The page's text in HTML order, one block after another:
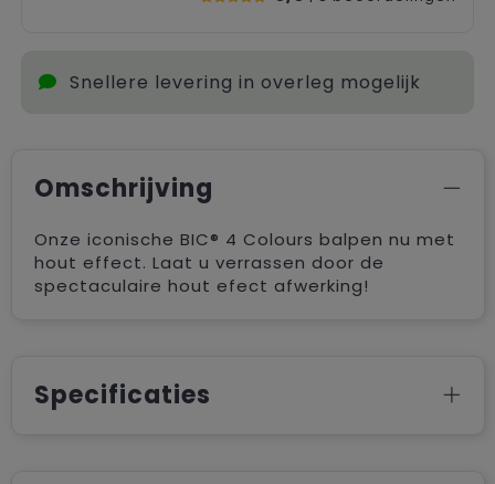
Snellere levering in overleg mogelijk
Omschrijving
Onze iconische BIC® 4 Colours balpen nu met
hout effect. Laat u verrassen door de
spectaculaire hout efect afwerking!
Specificaties